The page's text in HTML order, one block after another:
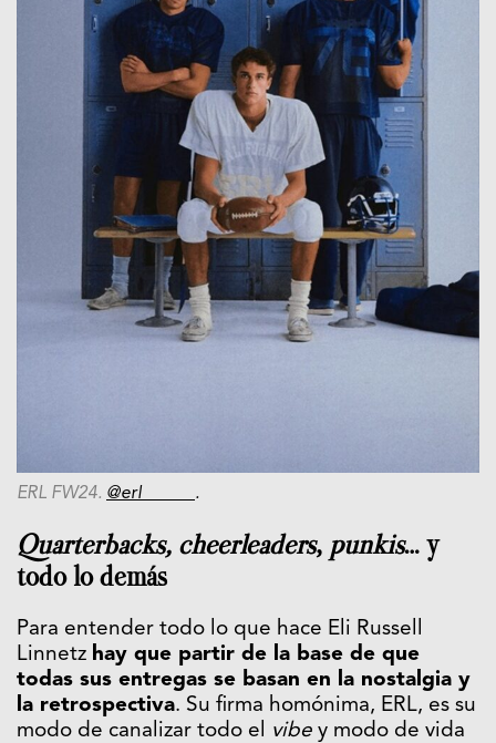
ERL FW24. @erl______ .
Quarterbacks, cheerleaders, punkis… y
todo lo demás
Para entender todo lo que hace Eli Russell
Linnetz hay que partir de la base de que
todas sus entregas se basan en la nostalgia y
la retrospectiva. Su firma homónima, ERL, es su
modo de canalizar todo el
vibe y modo de vida